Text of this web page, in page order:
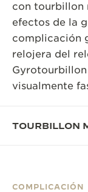
GARANTÍA
GARANTÍA
TIMEKEEPER
THE
THE
VER
con tourbillon
efectos de la
complicación
relojera del
visualmente
TOURBILLON
COMPLICACIÓN